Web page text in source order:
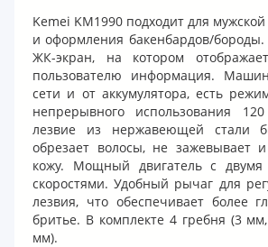
Kemei KM1990 подходит для
и оформления бакенбардов/бороды.
ЖК-экран, на котором
пользователю информация.
сети и от аккумулятора, есть
непрерывного использования
лезвие из нержавеющей стали
обрезает волосы, не зажевывает
кожу. Мощный двигатель с двумя
скоростями. Удобный рычаг для
лезвия, что обеспечивает более
бритье. В комплекте 4 гребня (3
мм).